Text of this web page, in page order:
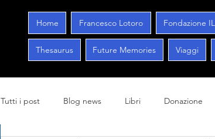
Home Francesco Lotoro Fondazione
Thesaurus Future Memories Viaggi
Tutti i post Blog news Libri Donazione